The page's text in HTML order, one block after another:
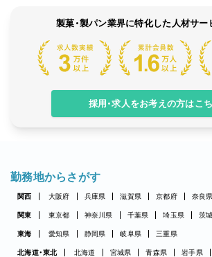
製菓・製パン業界に特化した人材サー
採用・求人をお考えの方はこ
勤務地からさがす
関西 大阪府 兵庫県 滋賀県 京都府 奈良県
関東 東京都 神奈川県 千葉県 埼玉県 茨
東海 愛知県 静岡県 岐阜県 三重県
北海道・東北 北海道 宮城県 青森県 岩手県